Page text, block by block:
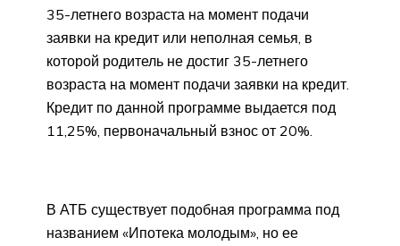
35-летнего возраста на момент подачи
заявки на кредит или неполная семья, в
которой родитель не достиг 35-летнего
возраста на момент подачи заявки на кредит.
Кредит по данной программе выдается под
11,25%, первоначальный взнос от 20%.
В АТБ существует подобная программа под
названием «Ипотека молодым», но ее